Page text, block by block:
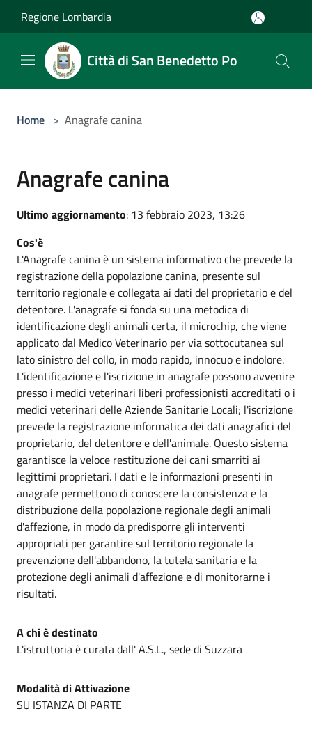
Regione Lombardia
Città di San Benedetto Po
Home > Anagrafe canina
Anagrafe canina
Ultimo aggiornamento: 13 febbraio 2023, 13:26
Cos'è
L'Anagrafe canina è un sistema informativo che prevede la
registrazione della popolazione canina, presente sul
territorio regionale e collegata ai dati del proprietario e del
detentore. L'anagrafe si fonda su una metodica di
identificazione degli animali certa, il microchip, che viene
applicato dal Medico Veterinario per via sottocutanea sul
lato sinistro del collo, in modo rapido, innocuo e indolore.
L'identificazione e l'iscrizione in anagrafe possono avvenire
presso i medici veterinari liberi professionisti accreditati o i
medici veterinari delle Aziende Sanitarie Locali; l'iscrizione
prevede la registrazione informatica dei dati anagrafici del
proprietario, del detentore e dell'animale. Questo sistema
garantisce la veloce restituzione dei cani smarriti ai
legittimi proprietari. I dati e le informazioni presenti in
anagrafe permettono di conoscere la consistenza e la
distribuzione della popolazione regionale degli animali
d'affezione, in modo da predisporre gli interventi
appropriati per garantire sul territorio regionale la
prevenzione dell'abbandono, la tutela sanitaria e la
protezione degli animali d'affezione e di monitorarne i
risultati.
A chi è destinato
L'istruttoria è curata dall' A.S.L., sede di Suzzara
Modalità di Attivazione
SU ISTANZA DI PARTE